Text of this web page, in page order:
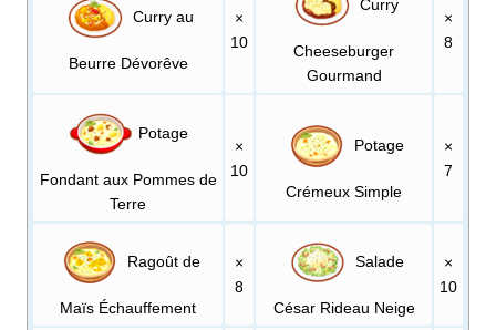
Curry au
Beurre Dévorêve
×
10
Curry
Cheeseburger
Gourmand
×
8
Potage
Fondant aux Pommes de
Terre
×
10
Potage
Crémeux Simple
×
7
Ragoût de
Maïs Échauffement
×
8
Salade
César Rideau Neige
×
10